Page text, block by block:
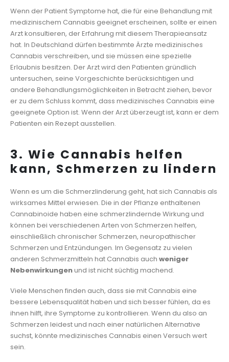
Wenn der Patient Symptome hat, die für eine Behandlung mit
medizinischem Cannabis geeignet erscheinen, sollte er einen
Arzt konsultieren, der Erfahrung mit diesem Therapieansatz
hat. In Deutschland dürfen bestimmte Ärzte medizinisches
Cannabis verschreiben, und sie müssen eine spezielle
Erlaubnis besitzen. Der Arzt wird den Patienten gründlich
untersuchen, seine Vorgeschichte berücksichtigen und
andere Behandlungsmöglichkeiten in Betracht ziehen, bevor
er zu dem Schluss kommt, dass medizinisches Cannabis eine
geeignete Option ist. Wenn der Arzt überzeugt ist, kann er dem
Patienten ein Rezept ausstellen.
3. Wie Cannabis helfen
kann, Schmerzen zu lindern
Wenn es um die Schmerzlinderung geht, hat sich Cannabis als
wirksames Mittel erwiesen. Die in der Pflanze enthaltenen
Cannabinoide haben eine schmerzlindernde Wirkung und
können bei verschiedenen Arten von Schmerzen helfen,
einschließlich chronischer Schmerzen, neuropathischer
Schmerzen und Entzündungen. Im Gegensatz zu vielen
anderen Schmerzmitteln hat Cannabis auch weniger
Nebenwirkungenund ist nicht süchtig machend.
Viele Menschen finden auch, dass sie mit Cannabis eine
bessere Lebensqualität haben und sich besser fühlen, da es
ihnen hilft, ihre Symptome zu kontrollieren. Wenn du also an
Schmerzen leidest und nach einer natürlichen Alternative
suchst, könnte medizinisches Cannabis einen Versuch wert
sein.